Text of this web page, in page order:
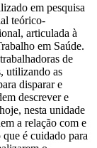
em pesquisa
teórico-
articulada à
em Saúde.
de
utilizando as
disparar e
descrever e
nesta unidade
a relação com e
é cuidado para